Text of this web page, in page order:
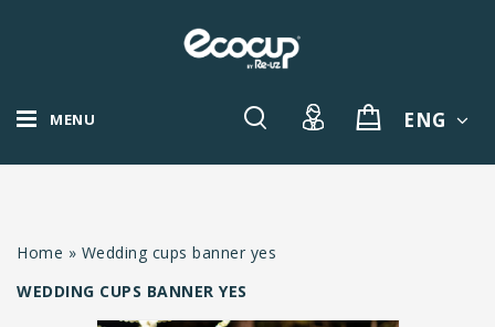
MENU ENG
Home » Wedding cups banner yes
WEDDING CUPS BANNER YES